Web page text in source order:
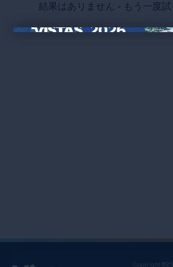
結果はありません - もう一度
Copyright